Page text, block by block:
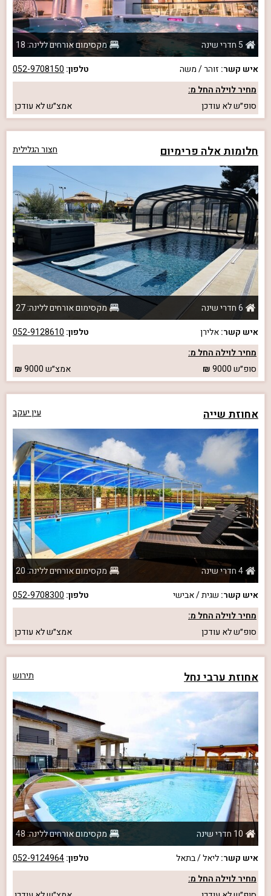
5 חדרי שינה
מקסימום אורחים ללינה: 18
איש קשר: זוהר / משה טלפון: 052-9708150
מחיר לוילה החל מ:
סופ״שלא עודכן אמצ״שלא עודכן
חלומות אלה פרימיום חצור הגלילית
6 חדרי שינה
מקסימום אורחים ללינה: 27
איש קשר:אלירן טלפון: 052-9128610
מחיר לוילה החל מ:
סופ״ש9000 אמצ״ש9000
אחוזת שייה עין יעקב
4 חדרי שינה
מקסימום אורחים ללינה: 20
איש קשר: שגית / אבישי טלפון: 052-9708300
מחיר לוילה החל מ:
סופ״שלא עודכן אמצ״שלא עודכן
אחוזת ערבי נחל תירוש
10 חדרי שינה
מקסימום אורחים ללינה: 48
איש קשר:ליאל / בתאל טלפון:052-9124964
מחיר לוילה החל מ: